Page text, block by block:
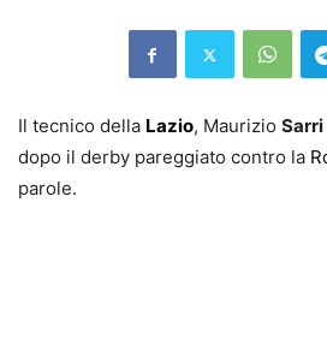
Il tecnico della Lazio, Maurizio Sarri
dopo il derby pareggiato contro la
parole.